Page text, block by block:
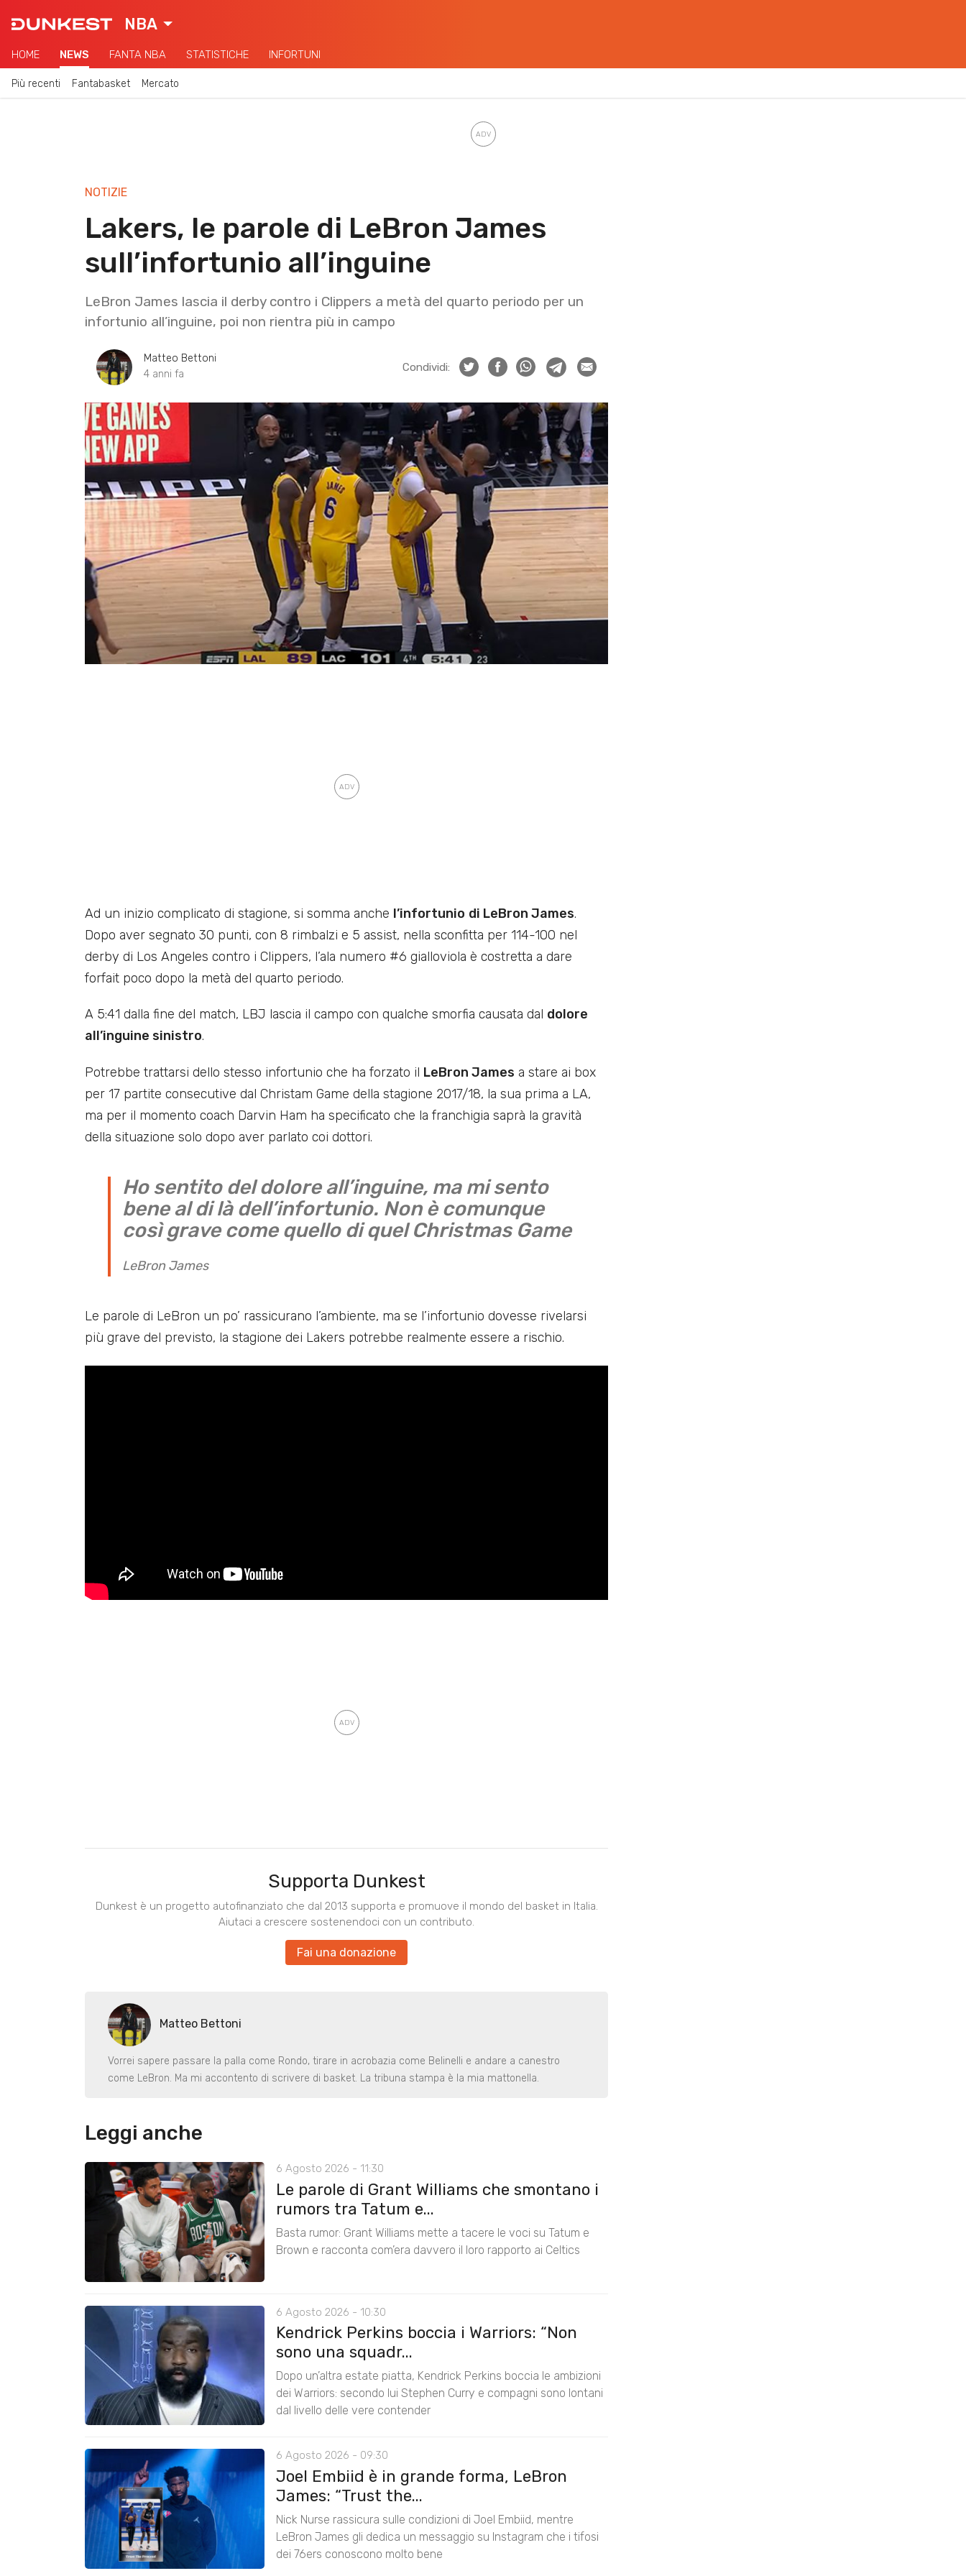
NBA
HOME NEWS FANTA NBA STATISTICHE INFORTUNI
Più recenti Fantabasket Mercato
NOTIZIE
Lakers, le parole di LeBron James
sull’infortunio all’inguine
LeBron James lascia il derby contro i Clippers a metà del quarto periodo per un
infortunio all’inguine, poi non rientra più in campo
Matteo Bettoni
4 anni fa
Condividi:
Ad un inizio complicato di stagione, si somma anche l’infortunio di LeBron James.
Dopo aver segnato 30 punti, con 8 rimbalzi e 5 assist, nella sconfitta per 114-100 nel
derby di Los Angeles contro i Clippers, l’ala numero #6 gialloviola è costretta a dare
forfait poco dopo la metà del quarto periodo.
A 5:41 dalla fine del match, LBJ lascia il campo con qualche smorfia causata dal dolore
all’inguine sinistro.
Potrebbe trattarsi dello stesso infortunio che ha forzato il LeBron James a stare ai box
per 17 partite consecutive dal Christam Game della stagione 2017/18, la sua prima a LA,
ma per il momento coach Darvin Ham ha specificato che la franchigia saprà la gravità
della situazione solo dopo aver parlato coi dottori.
Ho sentito del dolore all’inguine, ma mi sento
bene al di là dell’infortunio. Non è comunque
così grave come quello di quel Christmas Game
LeBron James
Le parole di LeBron un po’ rassicurano l’ambiente, ma se l’infortunio dovesse rivelarsi
più grave del previsto, la stagione dei Lakers potrebbe realmente essere a rischio.
Supporta Dunkest
Dunkest è un progetto autofinanziato che dal 2013 supporta e promuove il mondo del basket in Italia.
Aiutaci a crescere sostenendoci con un contributo.
Fai una donazione
Matteo Bettoni
Vorrei sapere passare la palla come Rondo, tirare in acrobazia come Belinelli e andare a canestro
come LeBron. Ma mi accontento di scrivere di basket. La tribuna stampa è la mia mattonella.
Leggi anche
6 Agosto 2026 - 11:30
Le parole di Grant Williams che smontano i
rumors tra Tatum e...
Basta rumor: Grant Williams mette a tacere le voci su Tatum e
Brown e racconta com’era davvero il loro rapporto ai Celtics
6 Agosto 2026 - 10:30
Kendrick Perkins boccia i Warriors: “Non
sono una squadr...
Dopo un’altra estate piatta, Kendrick Perkins boccia le ambizioni
dei Warriors: secondo lui Stephen Curry e compagni sono lontani
dal livello delle vere contender
6 Agosto 2026 - 09:30
Joel Embiid è in grande forma, LeBron
James: “Trust the...
Nick Nurse rassicura sulle condizioni di Joel Embiid, mentre
LeBron James gli dedica un messaggio su Instagram che i tifosi
dei 76ers conoscono molto bene